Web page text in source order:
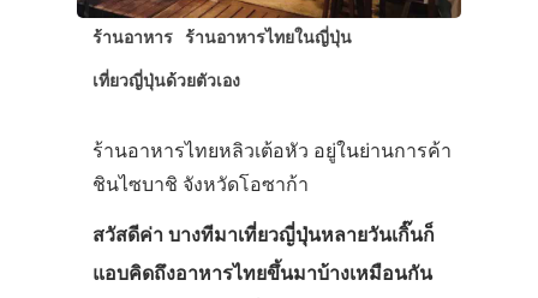
ร้านอาหาร ร้านอาหารไทยในญี่ปุ่น
เที่ยวญี่ปุ่นด้วยตัวเอง
ร้านอาหารไทยหลิวเต้อหัว อยู่ในย่านการค้า
ชินไซบาชิ จังหวัดโอซาก้า
สวัสดีค่า บางทีมาเที่ยวญี่ปุ่นหลายวันเกิ๊นก็
แอบคิดถึงอาหารไทยขึ้นมาบ้างเหมือนกัน